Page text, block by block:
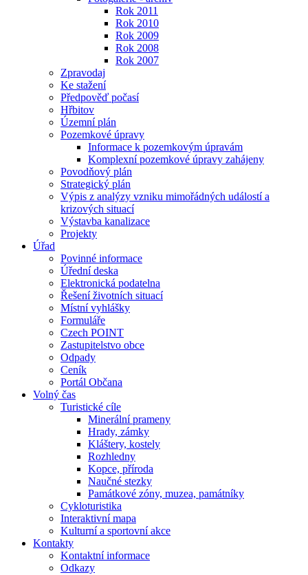
Rok 2011
Rok 2010
Rok 2009
Rok 2008
Rok 2007
Zpravodaj
Ke stažení
Předpověď počasí
Hřbitov
Územní plán
Pozemkové úpravy
Informace k pozemkovým úpravám
Komplexní pozemkové úpravy zahájeny
Povodňový plán
Strategický plán
Výpis z analýzy vzniku mimořádných událostí a
krizových situací
Výstavba kanalizace
Projekty
Úřad
Povinné informace
Úřední deska
Elektronická podatelna
Řešení životních situací
Místní vyhlášky
Formuláře
Czech POINT
Zastupitelstvo obce
Odpady
Ceník
Portál Občana
Volný čas
Turistické cíle
Minerální prameny
Hrady, zámky
Kláštery, kostely
Rozhledny
Kopce, příroda
Naučné stezky
Památkové zóny, muzea, památníky
Cykloturistika
Interaktivní mapa
Kulturní a sportovní akce
Kontakty
Kontaktní informace
Odkazy